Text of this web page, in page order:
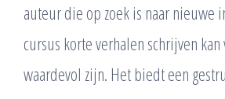
auteur die op zoek is naar nieuwe
cursus korte verhalen schrijven
waardevol zijn. Het biedt een